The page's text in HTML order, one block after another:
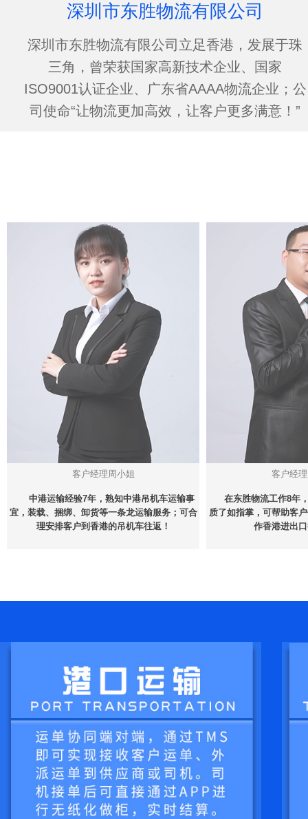
深圳市东胜物流有限公司
深圳市东胜物流有限公司立足香港，发展于珠
三角，曾荣获国家高新技术企业、国家
ISO9001认证企业、广东省AAAA物流企业；公
司使命“让物流更加高效，让客户更多满意！”
客户经理周小姐
中港运输经验7年，熟知中港吊机车运输事
宜，装载、捆绑、卸货等一条龙运输服务；可合
理安排客户到香港的吊机车往返！
客户经
在东胜物流工作8年
质了如指掌，可帮助客
作香港进出